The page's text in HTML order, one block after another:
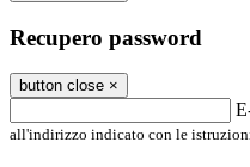
Recupero password
button close ×
all'indirizzo indicato con le